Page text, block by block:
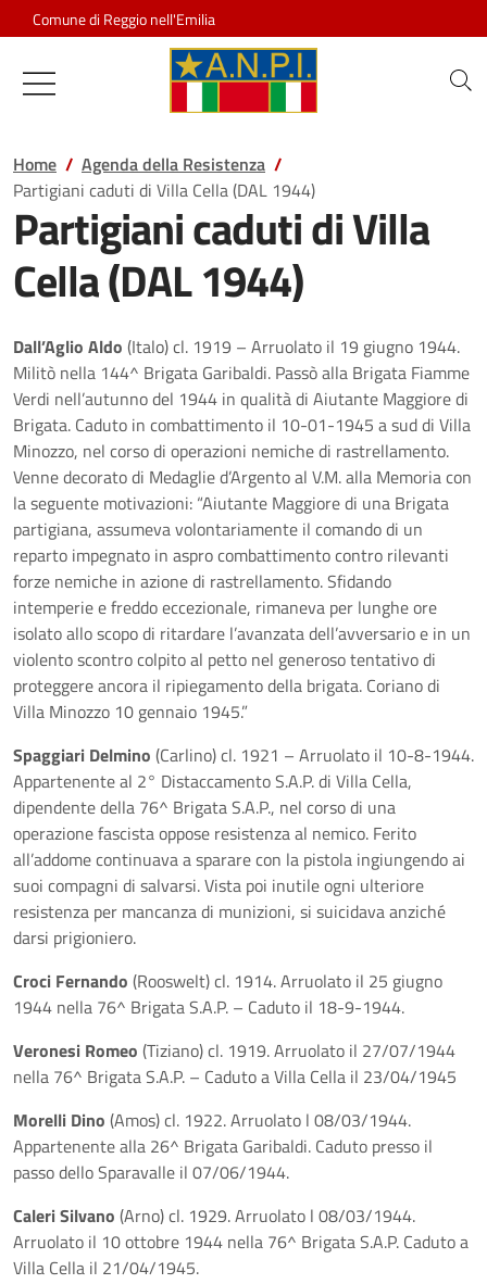
Salta al contenuto
Comune di Reggio nell'Emilia
Associazione Nazionale
Home
Agenda della Resistenza
Partigiani caduti di Villa Cella (DAL 1944)
Partigiani caduti di Villa
Cella (DAL 1944)
Dall’Aglio Aldo (Italo) cl. 1919 – Arruolato il 19 giugno 1944.
Militò nella 144^ Brigata Garibaldi. Passò alla Brigata Fiamme
Verdi nell’autunno del 1944 in qualità di Aiutante Maggiore di
Brigata. Caduto in combattimento il 10-01-1945 a sud di Villa
Minozzo, nel corso di operazioni nemiche di rastrellamento.
Venne decorato di Medaglie d’Argento al V.M. alla Memoria con
la seguente motivazioni: “Aiutante Maggiore di una Brigata
partigiana, assumeva volontariamente il comando di un
reparto impegnato in aspro combattimento contro rilevanti
forze nemiche in azione di rastrellamento. Sfidando
intemperie e freddo eccezionale, rimaneva per lunghe ore
isolato allo scopo di ritardare l’avanzata dell’avversario e in un
violento scontro colpito al petto nel generoso tentativo di
proteggere ancora il ripiegamento della brigata. Coriano di
Villa Minozzo 10 gennaio 1945.”
Spaggiari Delmino (Carlino) cl. 1921 – Arruolato il 10-8-1944.
Appartenente al 2° Distaccamento S.A.P. di Villa Cella,
dipendente della 76^ Brigata S.A.P., nel corso di una
operazione fascista oppose resistenza al nemico. Ferito
all’addome continuava a sparare con la pistola ingiungendo ai
suoi compagni di salvarsi. Vista poi inutile ogni ulteriore
resistenza per mancanza di munizioni, si suicidava anziché
darsi prigioniero.
Croci Fernando (Rooswelt) cl. 1914. Arruolato il 25 giugno
1944 nella 76^ Brigata S.A.P. – Caduto il 18-9-1944.
Veronesi Romeo (Tiziano) cl. 1919. Arruolato il 27/07/1944
nella 76^ Brigata S.A.P. – Caduto a Villa Cella il 23/04/1945
Morelli Dino (Amos) cl. 1922. Arruolato l 08/03/1944.
Appartenente alla 26^ Brigata Garibaldi. Caduto presso il
passo dello Sparavalle il 07/06/1944.
Caleri Silvano (Arno) cl. 1929. Arruolato l 08/03/1944.
Arruolato il 10 ottobre 1944 nella 76^ Brigata S.A.P. Caduto a
Villa Cella il 21/04/1945.